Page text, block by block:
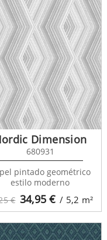
€ 34,95 € / 5,2 m²
Dimension
680931
pintado geométrico
estilo moderno